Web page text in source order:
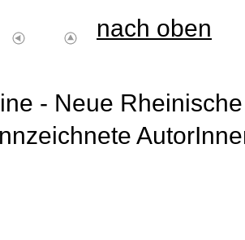
nach oben
- Neue